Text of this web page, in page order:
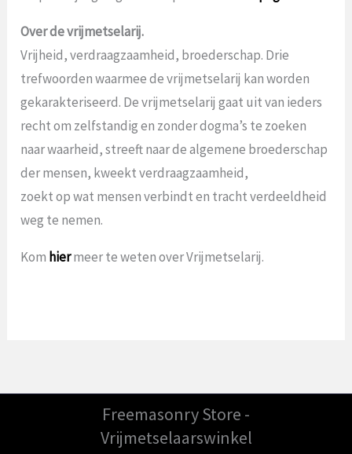
Over de vrijmetselarij.
Vrijheid, verdraagzaamheid, broederschap. Drie
trefwoorden waarmee de vrijmetselarij kan worden
gekarakteriseerd. De vrijmetselarij gaat uit van ieders
recht om zelfstandig en zonder dogma’s te zoeken
naar waarheid, streeft naar de algemene broederschap
der mensen, kweekt verdraagzaamheid,
zoekt op wat mensen verbindt en tracht verdeeldheid
weg te nemen.
Kom hiermeer te weten over Vrijmetselarij.
Freemasonry Store -
Vrijmetselaarswinkel